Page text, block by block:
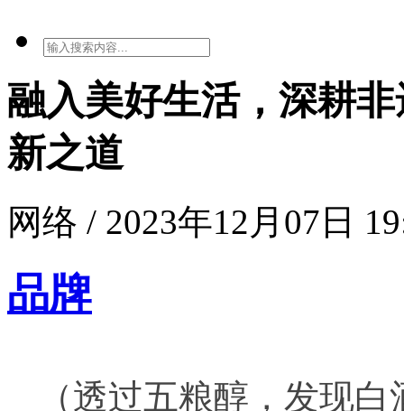
融入美好生活，深耕
新之道
网络 / 2023年12月07日
品牌
（透过五粮醇，发现